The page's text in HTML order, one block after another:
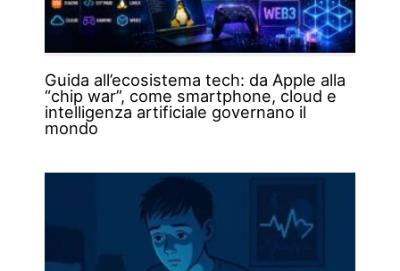
Guida all’ecosistema tech: da Apple alla
“chip war”, come smartphone, cloud e
intelligenza artificiale governano il
mondo